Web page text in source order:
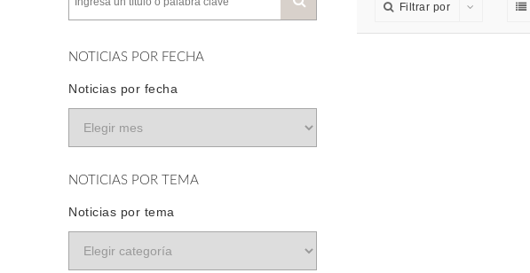
NOTICIAS POR FECHA
Noticias por fecha
NOTICIAS POR TEMA
Noticias por tema
Filtrar por